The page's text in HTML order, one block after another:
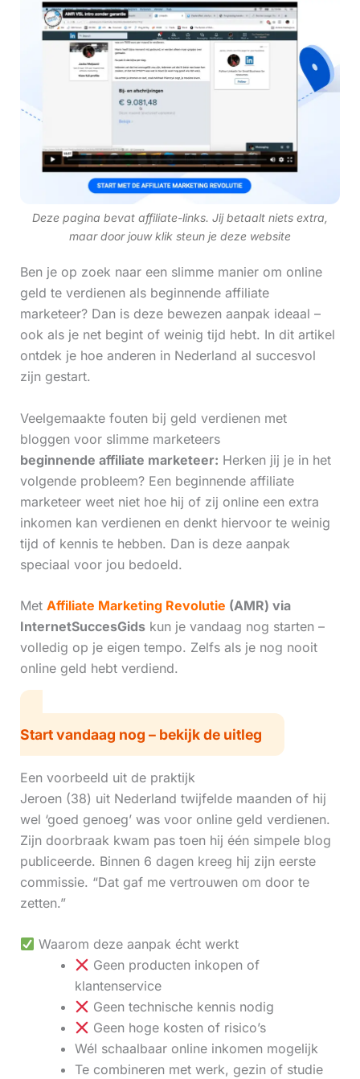
Deze pagina bevat affiliate-links. Jij betaalt niets extra,
maar door jouw klik steun je deze website
Ben je op zoek naar een slimme manier om online
geld te verdienen als beginnende affiliate
marketeer? Dan is deze bewezen aanpak ideaal –
ook als je net begint of weinig tijd hebt. In dit artikel
ontdek je hoe anderen in Nederland al succesvol
zijn gestart.
Veelgemaakte fouten bij geld verdienen met
bloggen voor slimme marketeers
beginnende affiliate marketeer: Herken jij je in het
volgende probleem? Een beginnende affiliate
marketeer weet niet hoe hij of zij online een extra
inkomen kan verdienen en denkt hiervoor te weinig
tijd of kennis te hebben. Dan is deze aanpak
speciaal voor jou bedoeld.
Met Affiliate Marketing Revolutie (AMR) via
InternetSuccesGidskun je vandaag nog starten –
volledig op je eigen tempo. Zelfs als je nog nooit
online geld hebt verdiend.
Start vandaag nog – bekijk de uitleg
Een voorbeeld uit de praktijk
Jeroen (38) uit Nederland twijfelde maanden of hij
wel ‘goed genoeg’ was voor online geld verdienen.
Zijn doorbraak kwam pas toen hij één simpele blog
publiceerde. Binnen 6 dagen kreeg hij zijn eerste
commissie. “Dat gaf me vertrouwen om door te
zetten.”
Waarom deze aanpak écht werkt
Geen producten inkopen of
klantenservice
Geen technische kennis nodig
Geen hoge kosten of risico’s
Wél schaalbaar online inkomen mogelijk
Te combineren met werk, gezin of studie